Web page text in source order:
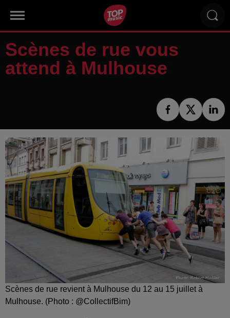
Scènes de rue vous
attend à Mulhouse
Scènes de rue revient à Mulhouse du 12 au 15 juillet à
Mulhouse. (Photo : @CollectifBim)